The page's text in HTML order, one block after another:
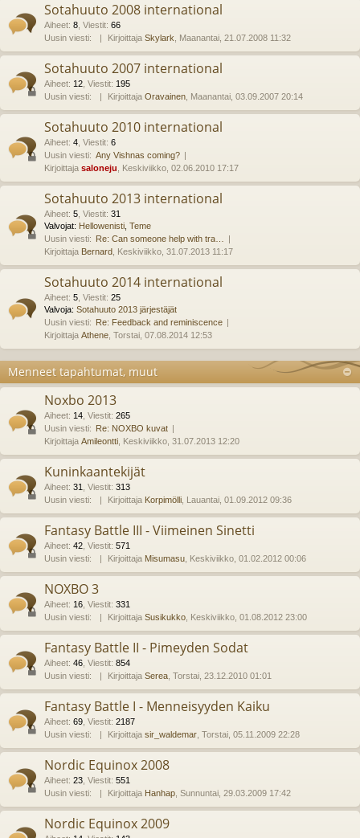
Sotahuuto 2008 international
Aiheet: 8 Viestit: 66
Uusin viesti:
Kirjoittaja Skylark , Maanantai, 21.07.2008 11:32
Sotahuuto 2007 international
Aiheet: 12 Viestit: 195
Uusin viesti:
Kirjoittaja Oravainen , Maanantai, 03.09.2007 20:14
Sotahuuto 2010 international
Aiheet: 4 Viestit: 6
Uusin viesti: Any Vishnas coming?
Kirjoittaja saloneju , Keskiviikko, 02.06.2010 17:17
Sotahuuto 2013 international
Aiheet: 5 Viestit: 31
Valvojat: Hellowenisti Teme
Uusin viesti: Re: Can someone help with tra…
Kirjoittaja Bernard , Keskiviikko, 31.07.2013 11:17
Sotahuuto 2014 international
Aiheet: 5 Viestit: 25
Valvoja: Sotahuuto 2013 järjestäjät
Uusin viesti: Re: Feedback and reminiscence
Kirjoittaja Athene , Torstai, 07.08.2014 12:53
Menneet tapahtumat, muut
Noxbo 2013
Aiheet: 14 Viestit: 265
Uusin viesti: Re: NOXBO kuvat
Kirjoittaja Amileontti , Keskiviikko, 31.07.2013 12:20
Kuninkaantekijät
Aiheet: 31 Viestit: 313
Uusin viesti:
Kirjoittaja Korpimölli , Lauantai, 01.09.2012 09:36
Fantasy Battle III - Viimeinen Sinetti
Aiheet: 42 Viestit: 571
Uusin viesti:
Kirjoittaja Misumasu , Keskiviikko, 01.02.2012 00:06
NOXBO 3
Aiheet: 16 Viestit: 331
Uusin viesti:
Kirjoittaja Susikukko , Keskiviikko, 01.08.2012 23:00
Fantasy Battle II - Pimeyden Sodat
Aiheet: 46 Viestit: 854
Uusin viesti:
Kirjoittaja Serea , Torstai, 23.12.2010 01:01
Fantasy Battle I - Menneisyyden Kaiku
Aiheet: 69 Viestit: 2187
Uusin viesti:
Kirjoittaja sir_waldemar , Torstai, 05.11.2009 22:28
Nordic Equinox 2008
Aiheet: 23 Viestit: 551
Uusin viesti:
Kirjoittaja Hanhap , Sunnuntai, 29.03.2009 17:42
Nordic Equinox 2009